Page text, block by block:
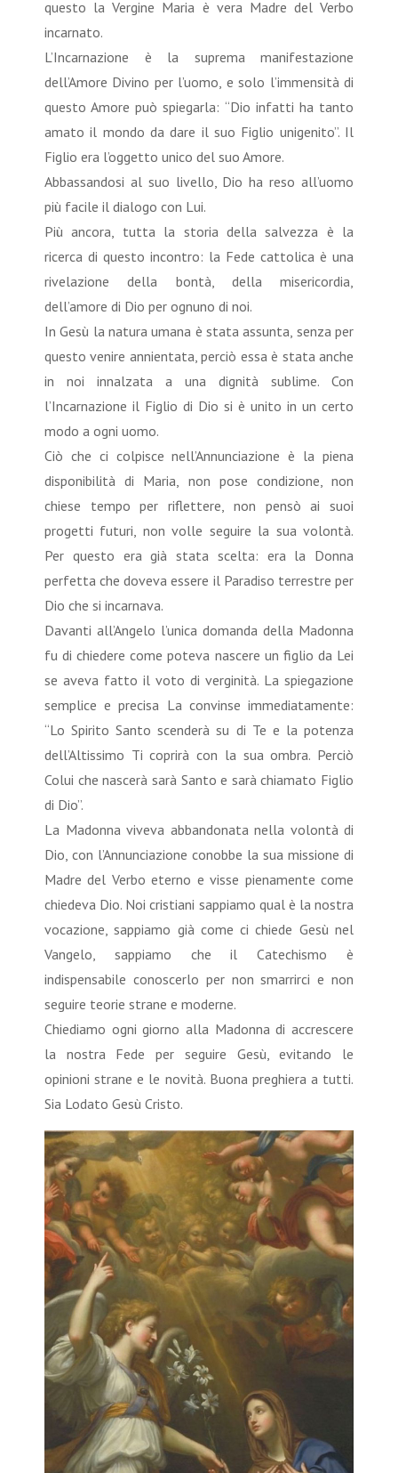
questo la Vergine Maria è vera Madre del Verbo
incarnato.
L’Incarnazione è la suprema manifestazione
dell’Amore Divino per l’uomo, e solo l’immensità di
questo Amore può spiegarla: “Dio infatti ha tanto
amato il mondo da dare il suo Figlio unigenito”. Il
Figlio era l’oggetto unico del suo Amore.
Abbassandosi al suo livello, Dio ha reso all’uomo
più facile il dialogo con Lui.
Più ancora, tutta la storia della salvezza è la
ricerca di questo incontro: la Fede cattolica è una
rivelazione della bontà, della misericordia,
dell’amore di Dio per ognuno di noi.
In Gesù la natura umana è stata assunta, senza per
questo venire annientata, perciò essa è stata anche
in noi innalzata a una dignità sublime. Con
l’Incarnazione il Figlio di Dio si è unito in un certo
modo a ogni uomo.
Ciò che ci colpisce nell’Annunciazione è la piena
disponibilità di Maria, non pose condizione, non
chiese tempo per riflettere, non pensò ai suoi
progetti futuri, non volle seguire la sua volontà.
Per questo era già stata scelta: era la Donna
perfetta che doveva essere il Paradiso terrestre per
Dio che si incarnava.
Davanti all’Angelo l’unica domanda della Madonna
fu di chiedere come poteva nascere un figlio da Lei
se aveva fatto il voto di verginità. La spiegazione
semplice e precisa La convinse immediatamente:
“Lo Spirito Santo scenderà su di Te e la potenza
dell’Altissimo Ti coprirà con la sua ombra. Perciò
Colui che nascerà sarà Santo e sarà chiamato Figlio
di Dio”.
La Madonna viveva abbandonata nella volontà di
Dio, con l’Annunciazione conobbe la sua missione di
Madre del Verbo eterno e visse pienamente come
chiedeva Dio. Noi cristiani sappiamo qual è la nostra
vocazione, sappiamo già come ci chiede Gesù nel
Vangelo, sappiamo che il Catechismo è
indispensabile conoscerlo per non smarrirci e non
seguire teorie strane e moderne.
Chiediamo ogni giorno alla Madonna di accrescere
la nostra Fede per seguire Gesù, evitando le
opinioni strane e le novità. Buona preghiera a tutti.
Sia Lodato Gesù Cristo.